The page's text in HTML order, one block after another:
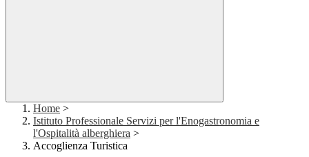
Home >
Istituto Professionale Servizi per l'Enogastronomia e
l'Ospitalità alberghiera >
Accoglienza Turistica